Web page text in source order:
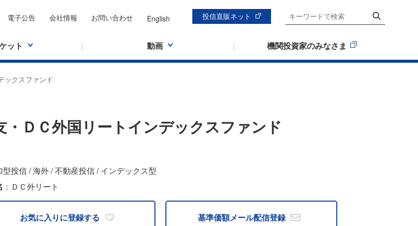
電子公告 会社情報 お問い合わせ English 投信直販ネット
ット 動画 機関投資家のみなさま
ックスファンド
・ＤＣ外国リートインデックスファンド
型投信 / 海外 / 不動産投信 / インデックス型
：ＤＣ外リート
お気に入りに登録する 基準価額メール配信登録